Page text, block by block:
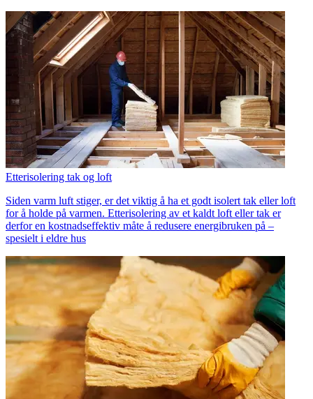
Etterisolering tak og loft
Siden varm luft stiger, er det viktig å ha et godt isolert tak eller loft
for å holde på varmen. Etterisolering av et kaldt loft eller tak er
derfor en kostnadseffektiv måte å redusere energibruken på –
spesielt i eldre hus